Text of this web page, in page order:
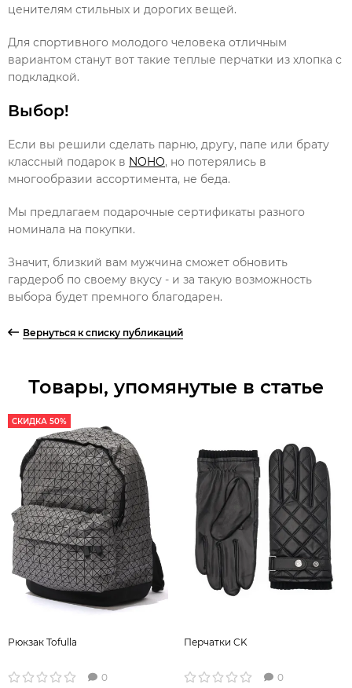
ценителям стильных и дорогих вещей.
Для спортивного молодого человека отличным
вариантом станут вот такие теплые перчатки из хлопка с
подкладкой.
Выбор!
Если вы решили сделать парню, другу, папе или брату
классный подарок в NOHO, но потерялись в
многообразии ассортимента, не беда.
Мы предлагаем подарочные сертификаты разного
номинала на покупки.
Значит, близкий вам мужчина сможет обновить
гардероб по своему вкусу - и за такую возможность
выбора будет премного благодарен.
Вернуться к списку публикаций
Товары, упомянутые в статье
СКИДКА 50%
Рюкзак Tofulla
0
Перчатки CK
0